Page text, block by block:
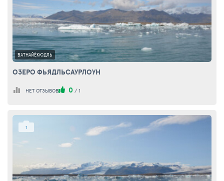
ВАТНАЙЁКЮДЛЬ
ОЗЕРО ФЬЯДЛЬСАУРЛОУН
НЕТ ОТЗЫВОВ 0 / 1
1